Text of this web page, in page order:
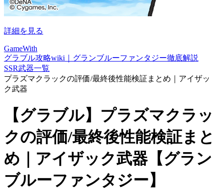
詳細を見る
GameWith
グラブル攻略wiki｜グランブルーファンタジー徹底解説
SSR武器一覧
プラズマクラックの評価/最終後性能検証まとめ｜アイザッ
ク武器
【グラブル】プラズマクラッ
クの評価/最終後性能検証まと
め｜アイザック武器【グラン
ブルーファンタジー】